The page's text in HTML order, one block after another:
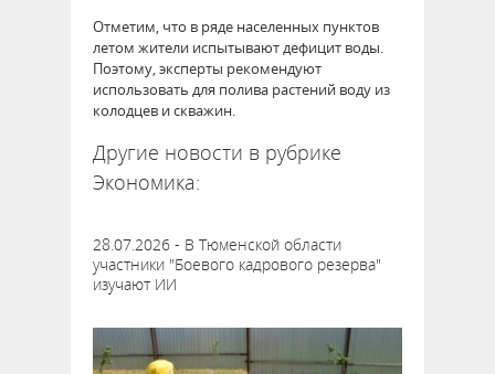
Отметим, что в ряде населенных пунктов
летом жители испытывают дефицит воды.
Поэтому, эксперты рекомендуют
использовать для полива растений воду из
колодцев и скважин.
Другие новости в рубрике
Экономика:
28.07.2026 - В Тюменской области
участники "Боевого кадрового резерва"
изучают ИИ